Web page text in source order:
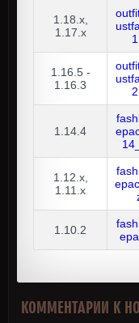
1.18.x,
1.17.x
1.16.5 -
1.16.3
1.14.4
1.12.x,
1.11.x
1.10.2
КОММЕНТАРИИ К